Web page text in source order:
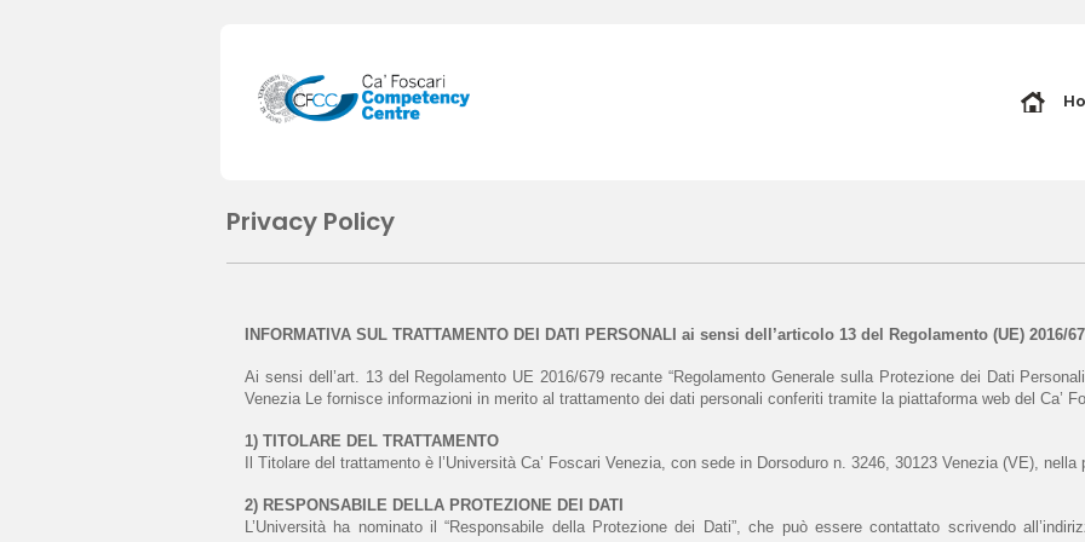
Privacy Policy
INFORMATIVA SUL TRATTAMENTO DEI DATI PERSONALI ai sensi dell’articolo 13 del Regolamento (UE) 2016/
Ai sensi dell’art. 13 del Regolamento UE 2016/679 recante “Regolamento Generale sulla Protezione dei Dati
Venezia Le fornisce informazioni in merito al trattamento dei dati personali conferiti tramite la piattaforma web del Ca’
1) TITOLARE DEL TRATTAMENTO
Il Titolare del trattamento è l’Università Ca’ Foscari Venezia, con sede in Dorsoduro n. 3246, 30123 Venezia (VE),
2) RESPONSABILE DELLA PROTEZIONE DEI DATI
L’Università ha nominato il “Responsabile della Protezione dei Dati”, che può essere contattato scrivendo